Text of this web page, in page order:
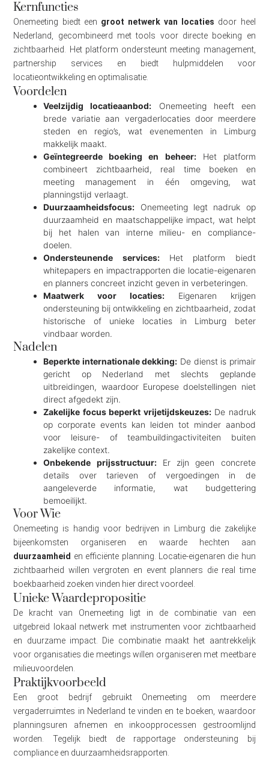
Kernfuncties
Onemeeting biedt een groot netwerk van locaties door heel
Nederland, gecombineerd met tools voor directe boeking en
zichtbaarheid. Het platform ondersteunt meeting management,
partnership services en biedt hulpmiddelen voor
locatieontwikkeling en optimalisatie.
Voordelen
Veelzijdig locatieaanbod: Onemeeting heeft een
brede variatie aan vergaderlocaties door meerdere
steden en regio’s, wat evenementen in Limburg
makkelijk maakt.
Geïntegreerde boeking en beheer:Het platform
combineert zichtbaarheid, real time boeken en
meeting management in één omgeving, wat
planningstijd verlaagt.
Duurzaamheidsfocus: Onemeeting legt nadruk op
duurzaamheid en maatschappelijke impact, wat helpt
bij het halen van interne milieu- en compliance-
doelen.
Ondersteunende services:Het platform biedt
whitepapers en impactrapporten die locatie-eigenaren
en planners concreet inzicht geven in verbeteringen.
Maatwerk voor locaties: Eigenaren krijgen
ondersteuning bij ontwikkeling en zichtbaarheid, zodat
historische of unieke locaties in Limburg beter
vindbaar worden.
Nadelen
Beperkte internationale dekking: De dienst is primair
gericht op Nederland met slechts geplande
uitbreidingen, waardoor Europese doelstellingen niet
direct afgedekt zijn.
Zakelijke focus beperkt vrijetijdskeuzes:De nadruk
op corporate events kan leiden tot minder aanbod
voor leisure- of teambuildingactiviteiten buiten
zakelijke context.
Onbekende prijsstructuur:Er zijn geen concrete
details over tarieven of vergoedingen in de
aangeleverde informatie, wat budgettering
bemoeilijkt.
Voor Wie
Onemeeting is handig voor bedrijven in Limburg die zakelijke
bijeenkomsten organiseren en waarde hechten aan
duurzaamheid en efficiënte planning. Locatie-eigenaren die hun
zichtbaarheid willen vergroten en event planners die real time
boekbaarheid zoeken vinden hier direct voordeel.
Unieke Waardepropositie
De kracht van Onemeeting ligt in de combinatie van een
uitgebreid lokaal netwerk met instrumenten voor zichtbaarheid
en duurzame impact. Die combinatie maakt het aantrekkelijk
voor organisaties die meetings willen organiseren met meetbare
milieuvoordelen.
Praktijkvoorbeeld
Een groot bedrijf gebruikt Onemeeting om meerdere
vergaderruimtes in Nederland te vinden en te boeken, waardoor
planningsuren afnemen en inkoopprocessen gestroomlijnd
worden. Tegelijk biedt de rapportage ondersteuning bij
compliance en duurzaamheidsrapporten.